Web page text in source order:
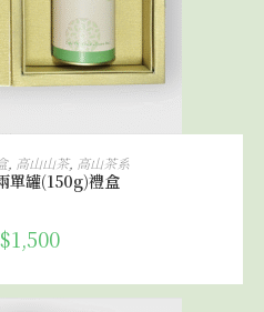
購物車
, 高山山茶, 高山茶系
單罐(150g)禮盒
1,500